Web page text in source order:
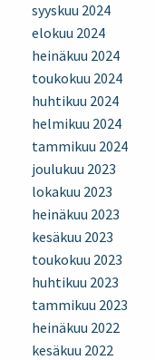
syyskuu 2024
elokuu 2024
heinäkuu 2024
toukokuu 2024
huhtikuu 2024
helmikuu 2024
tammikuu 2024
joulukuu 2023
lokakuu 2023
heinäkuu 2023
kesäkuu 2023
toukokuu 2023
huhtikuu 2023
tammikuu 2023
heinäkuu 2022
kesäkuu 2022